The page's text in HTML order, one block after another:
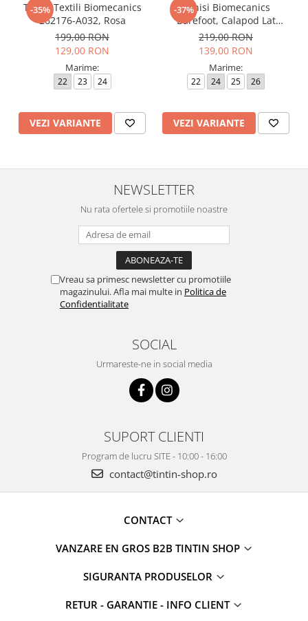
-35%
Tenisi Textili Biomecanics
262176-A032, Rosa
199,00 RON
129,00 RON
Marime:
22 23 24
VEZI VARIANTE
-37%
Tenisi Biomecanics
Barefoot, Calapod Lat
262190-E032 Rosa
219,00 RON
139,00 RON
Marime:
22 24 25 26
VEZI VARIANTE
NEWSLETTER
Nu rata ofertele si promotiile noastre
Vreau sa primesc newsletter cu promotiile
magazinului. Afla mai multe in Politica de
Confidentialitate
SOCIAL
Urmareste-ne in social media
SUPORT CLIENTI
Program de lucru SITE - 10:00 - 16:00
contact@tintin-shop.ro
CONTACT
VANZARE EN GROS B2B TINTIN SHOP
SIGURANTA PRODUSELOR
RETUR - GARANTIE - INFO CLIENT